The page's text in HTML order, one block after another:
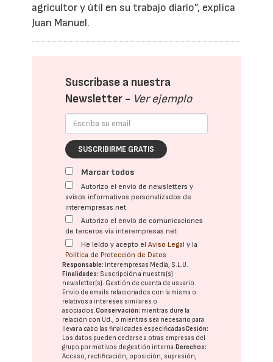
agricultor y útil en su trabajo diario”, explica
Juan Manuel.
Suscríbase a nuestra
Newsletter - Ver ejemplo
SUSCRIBIRME GRATIS
Marcar todos
Autorizo el envío de newsletters y
avisos informativos personalizados de
interempresas.net
Autorizo el envío de comunicaciones
de terceros vía interempresas.net
He leído y acepto elAviso Legal y la
Política de Protección de Datos
Responsable: Interempresas Media, S.L.U.
Finalidades: Suscripción a nuestra(s)
newsletter(s). Gestión de cuenta de usuario.
Envío de emails relacionados con la misma o
relativos a intereses similares o
asociados.Conservación: mientras dure la
relación con Ud., o mientras sea necesario para
llevar a cabo las finalidades especificadasCesión:
Los datos pueden cederse a otras empresas del
grupo por motivos de gestión interna.Derechos:
Acceso, rectificación, oposición, supresión,